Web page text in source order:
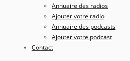
Annuaire des radios
Ajouter votre radio
Annuaire des podcasts
Ajouter votre podcast
Contact